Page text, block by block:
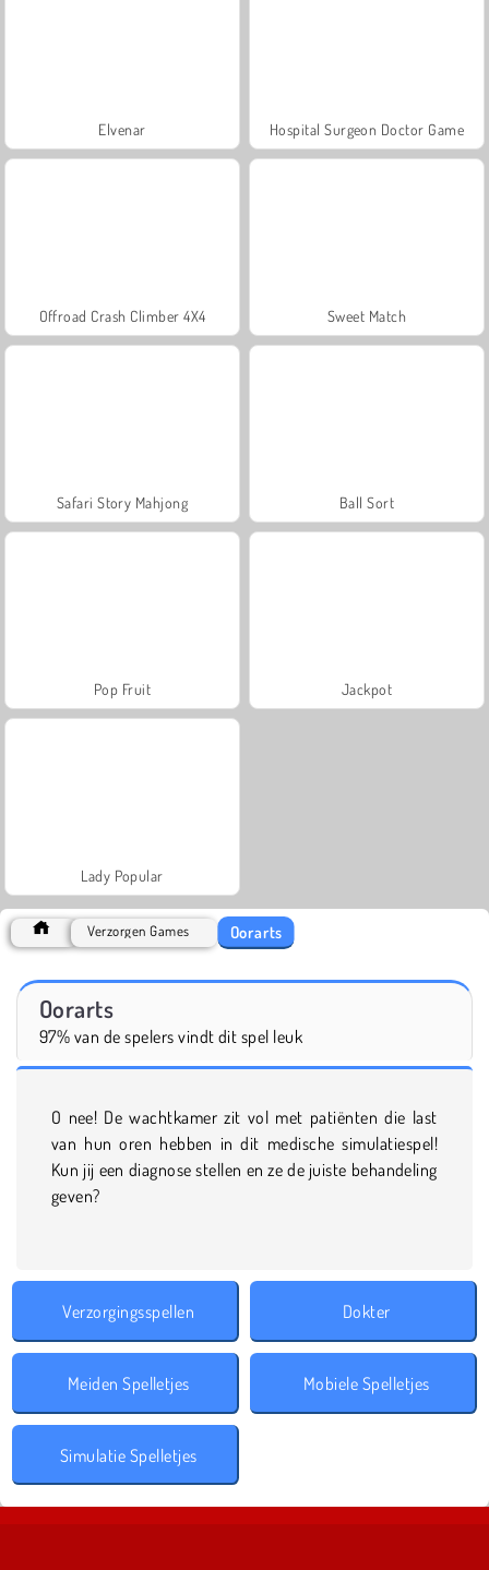
Elvenar Hospital Surgeon Doctor Game
Offroad Crash Climber 4X4 Sweet Match
Safari Story Mahjong Ball Sort
Pop Fruit Jackpot
Lady Popular
Verzorgen Games Oorarts
Oorarts
97% van de spelers vindt dit spel leuk
O nee! De wachtkamer zit vol met patiënten die last
van hun oren hebben in dit medische simulatiespel!
Kun jij een diagnose stellen en ze de juiste behandeling
geven?
Verzorgingsspellen Dokter
Meiden Spelletjes Mobiele Spelletjes
Simulatie Spelletjes